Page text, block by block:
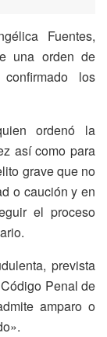
Fuentes,
una orden de
los
ordenó la
así como para
grave que no
o caución y en
el proceso
prevista
Penal de
amparo o